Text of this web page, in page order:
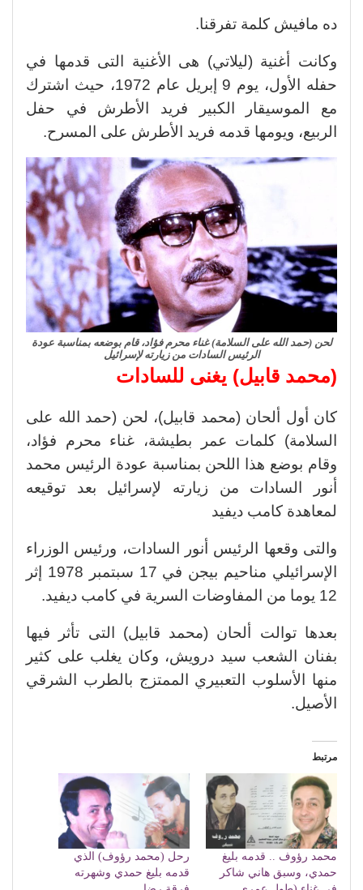
ده مافيش كلمة تفرقنا.
وكانت أغنية (ليلاتي) هى الأغنية التى قدمها في
حفله الأول، يوم 9 إبريل عام 1972، حيث اشترك
مع الموسيقار الكبير فريد الأطرش في حفل
الربيع، ويومها قدمه فريد الأطرش على المسرح.
لحن (حمد الله على السلامة) غناء محرم فؤاد، قام بوضعه بمناسبة عودة
الرئيس السادات من زيارته لإسرائيل
(محمد قابيل) يغنى للسادات
كان أول ألحان (محمد قابيل)، لحن (حمد الله على
السلامة) كلمات عمر بطيشة، غناء محرم فؤاد،
وقام بوضع هذا اللحن بمناسبة عودة الرئيس محمد
أنور السادات من زيارته لإسرائيل بعد توقيعه
لمعاهدة كامب ديفيد
والتى وقعها الرئيس أنور السادات، ورئيس الوزراء
الإسرائيلي مناحيم بيجن في 17 سبتمبر 1978 إثر
12 يوما من المفاوضات السرية في كامب ديفيد.
بعدها توالت ألحان (محمد قابيل) التى تأثر فيها
بفنان الشعب سيد درويش، وكان يغلب على كثير
منها الأسلوب التعبيري الممتزج بالطرب الشرقي
الأصيل.
مرتبط
محمد رؤوف .. قدمه بليغ
حمدي، وسبق هاني شاكر
رحل (محمد رؤوف) الذي
قدمه بليغ حمدي وشهرته